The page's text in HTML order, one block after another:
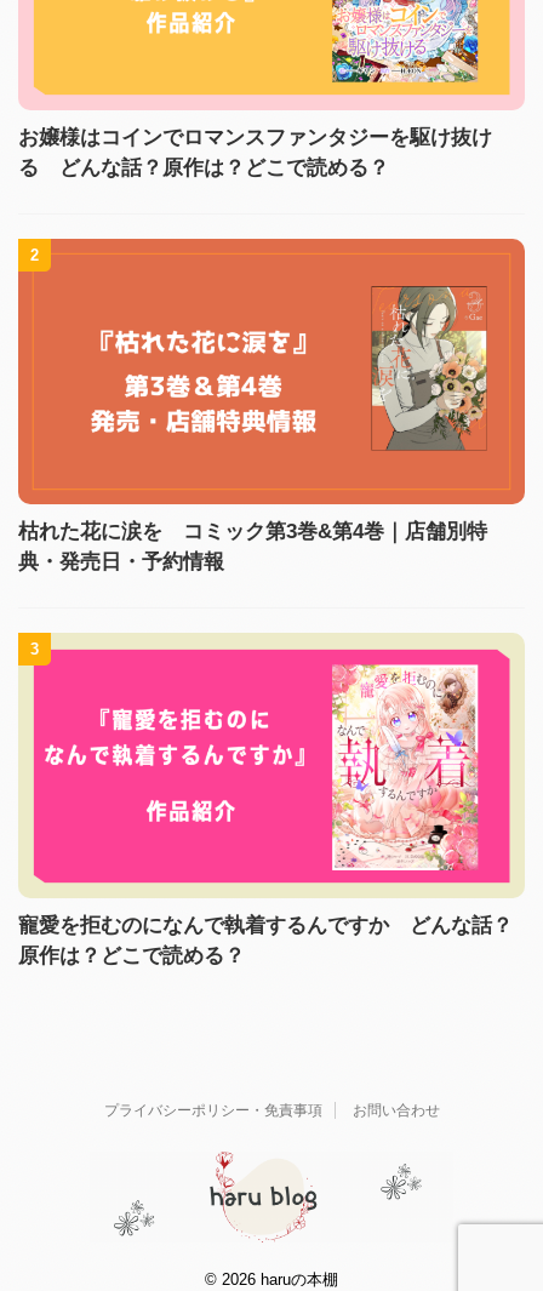
お嬢様はコインでロマンスファンタジーを駆け抜け
る どんな話？原作は？どこで読める？
2
枯れた花に涙を コミック第3巻&第4巻｜店舗別特
典・発売日・予約情報
3
寵愛を拒むのになんで執着するんですか どんな話？
原作は？どこで読める？
プライバシーポリシー・免責事項 お問い合わせ
© 2026 haruの本棚